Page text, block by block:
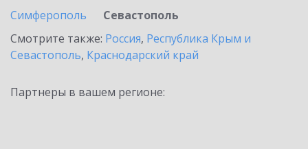
Симферополь
Севастополь
Смотрите также: Россия, Республика Крым и
Севастополь, Краснодарский край
Партнеры в вашем регионе: